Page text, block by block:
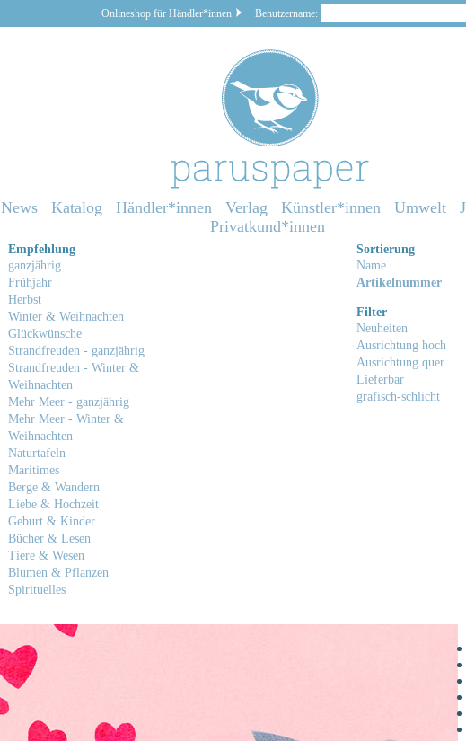
Onlineshop für Händler*innen Benutzername:
News Katalog Händler*innen Verlag Künstler*innen Umwelt
Privatkund*innen
Empfehlung
ganzjährig
Frühjahr
Herbst
Winter & Weihnachten
Glückwünsche
Strandfreuden - ganzjährig
Strandfreuden - Winter &
Weihnachten
Mehr Meer - ganzjährig
Mehr Meer - Winter &
Weihnachten
Naturtafeln
Maritimes
Berge & Wandern
Liebe & Hochzeit
Geburt & Kinder
Bücher & Lesen
Tiere & Wesen
Blumen & Pflanzen
Spirituelles
Sortierung
Name
Artikelnummer
Filter
Neuheiten
Ausrichtung hoch
Ausrichtung quer
Lieferbar
grafisch-schlicht